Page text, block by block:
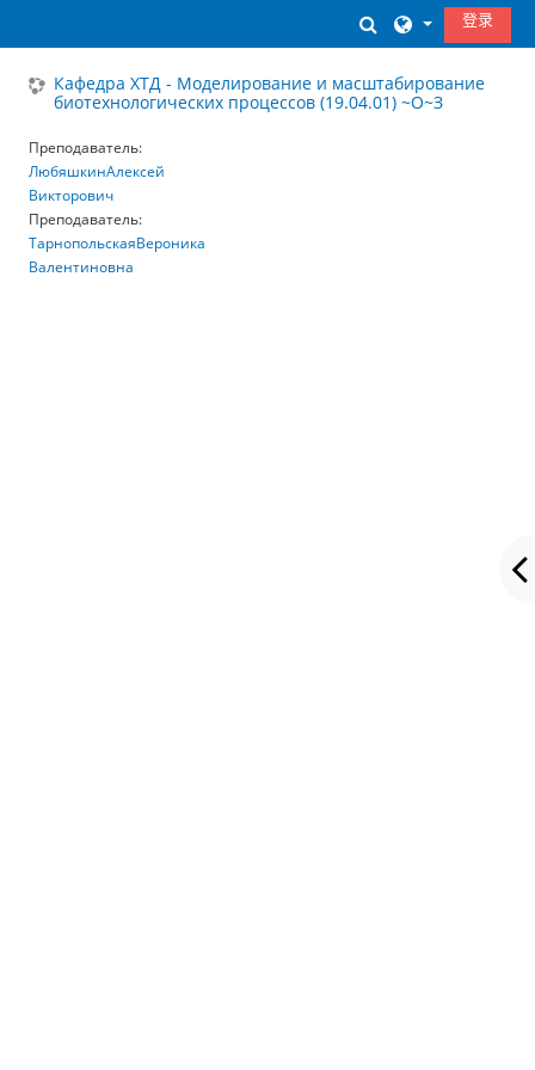
切换搜索输入
登录
Кафедра ХТД - Моделирование и масштабирование
биотехнологических процессов (19.04.01) ~О~З
Преподаватель:
ЛюбяшкинАлексей
Викторович
Преподаватель:
ТарнопольскаяВероника
Валентиновна